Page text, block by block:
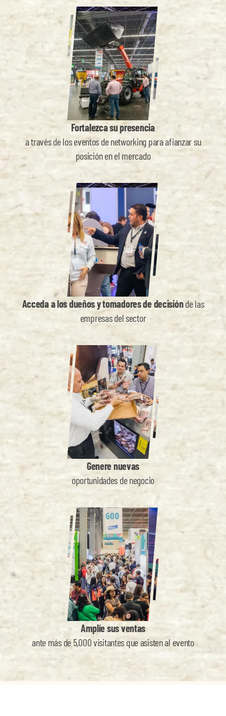
Fortalezca su presencia
a través de los eventos de networking para afianzar su
posición en el mercado
Acceda a los dueños y tomadores de decisiónde las
empresas del sector
Genere nuevas
oportunidades de negocio
Amplíe sus ventas
ante más de 5,000 visitantes que asisten al evento